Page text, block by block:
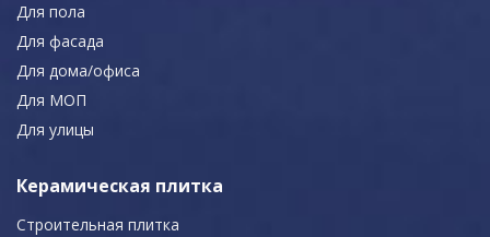
Для пола
Для фасада
Для дома/офиса
Для МОП
Для улицы
Керамическая плитка
Строительная плитка